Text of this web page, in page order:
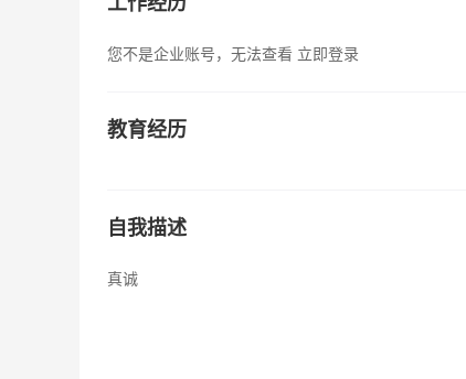
您不是企业账号，无法查看 立即登录
教育经历
自我描述
真诚